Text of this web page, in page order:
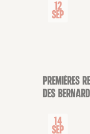
12
Sep
CONFÉRENCE
Premières
des
14
Sep